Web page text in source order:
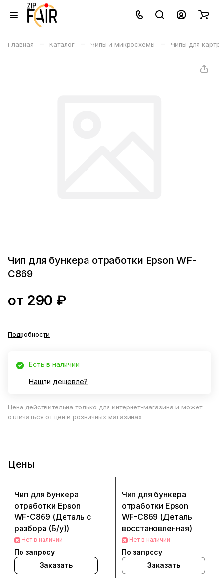
Главная – Каталог – Чипы и микросхемы – Чипы для
Чип для бункера отработки Epson WF-
C869
от 290 ₽
Подробности
Есть в наличии
Нашли дешевле?
Цена действительна только для интернет-магазина и может
отличаться от цен в розничных магазинах
Цены
Чип для бункера
отработки Epson
WF-C869 (Деталь с
разбора (Б/у))
Нет в наличии
По запросу
Заказать
Чип для бункера
отработки Epson
WF-C869 (Деталь
восстановленная)
Нет в наличии
По запросу
Заказать